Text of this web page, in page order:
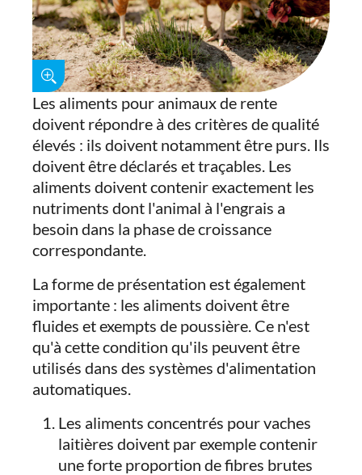
Les aliments pour animaux de rente
doivent répondre à des critères de qualité
élevés : ils doivent notamment être purs. Ils
doivent être déclarés et traçables. Les
aliments doivent contenir exactement les
nutriments dont l'animal à l'engrais a
besoin dans la phase de croissance
correspondante.
La forme de présentation est également
importante : les aliments doivent être
fluides et exempts de poussière. Ce n'est
qu'à cette condition qu'ils peuvent être
utilisés dans des systèmes d'alimentation
automatiques.
Les aliments concentrés pour vaches
laitières doivent par exemple contenir
une forte proportion de fibres brutes